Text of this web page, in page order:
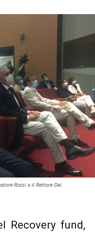
Rossi e il Rettore Dei.
Recovery fund,